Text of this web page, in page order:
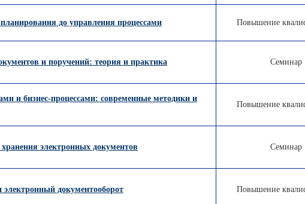
до управления процессами Повышение
и поручений: теория и практика Семинар
и бизнес-процессами: современные методики и
Повышение
электронных документов Семинар
электронный документооборот Повышение